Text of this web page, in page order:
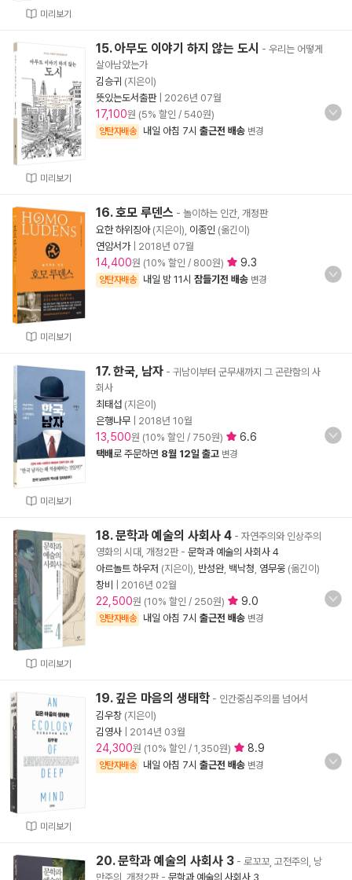
미리보기
미리보기
15. 아무도 이야기 하지 않는 도시 - 우리는 어떻게
살아남았는가
김승귀 (지은이)
뜻있는도서출판| 2026년 07월
17,100원 (5% 할인 / 540원)
양탄자배송 내일 아침 7시 출근전 배송 변경
미리보기
16. 호모 루덴스 - 놀이하는 인간, 개정판
요한 하위징아(지은이), 이종인 (옮긴이)
연암서가| 2018년 07월
14,400원 (10% 할인 / 800원) 9.3
양탄자배송 내일 밤 11시 잠들기전 배송 변경
미리보기
17. 한국, 남자 - 귀남이부터 군무새까지 그 곤란함의 사
회사
최태섭 (지은이)
은행나무
2018년 10월
13,500원 (10% 할인 / 750원) 6.6
택배로 주문하면 8월 12일 출고 변경
미리보기
18. 문학과 예술의 사회사 4 - 자연주의와 인상주의
영화의 시대, 개정2판- 문학과 예술의 사회사 4
아르놀트 하우저 (지은이), 반성완, 백낙청 염무웅 (옮긴이)
창비
2016년 02월
22,500원 (10% 할인 / 250원) 9.0
양탄자배송 내일 아침 7시 출근전 배송 변경
미리보기
19. 깊은 마음의 생태학 - 인간중심주의를 넘어서
김우창 (지은이)
김영사
2014년 03월
24,300원 (10% 할인 / 1,350원) 8.9
양탄자배송 내일 아침 7시 출근전 배송 변경
20. 문학과 예술의 사회사 3 - 로꼬꼬, 고전주의, 낭
만주의, 개정2판- 문학과 예술의 사회사 3